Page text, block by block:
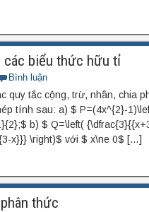
các biểu thức hữu tỉ
Bình luận
quy tắc cộng, trừ, nhân, chia
tính sau: a) $ P=(4x^{2}-
b) $ Q=\left(
x}}} \right)$ với $ x\ne 0$ […]
thức